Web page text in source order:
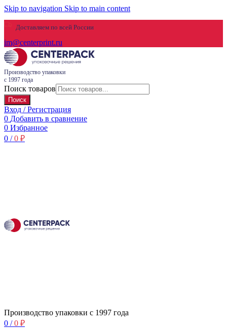
Skip to navigation Skip to main content
Доставляем по всей России
im@centerprint.ru
Производство упаковки
с 1997 года
Поиск товаров
Поиск
Вход / Регистрация
0 Добавить в сравнение
0 Избранное
0 / 0 ₽
Производство упаковки с 1997 года
0 / 0 ₽